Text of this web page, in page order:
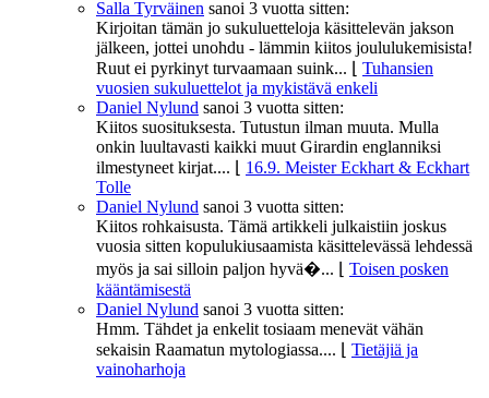
Salla Tyrväinen sanoi 3 vuotta sitten:
Kirjoitan tämän jo sukuluetteloja käsittelevän jakson
jälkeen, jottei unohdu - lämmin kiitos joululukemisista!
Ruut ei pyrkinyt turvaamaan suink...
Tuhansien
vuosien sukuluettelot ja mykistävä enkeli
Daniel Nylund sanoi 3 vuotta sitten:
Kiitos suosituksesta. Tutustun ilman muuta. Mulla
onkin luultavasti kaikki muut Girardin englanniksi
ilmestyneet kirjat....
16.9. Meister Eckhart & Eckhart
Tolle
Daniel Nylund sanoi 3 vuotta sitten:
Kiitos rohkaisusta. Tämä artikkeli julkaistiin joskus
vuosia sitten kopulukiusaamista käsittelevässä lehdessä
myös ja sai silloin paljon hyvä�...
Toisen posken
kääntämisestä
Daniel Nylund sanoi 3 vuotta sitten:
Hmm. Tähdet ja enkelit tosiaam menevät vähän
sekaisin Raamatun mytologiassa....
Tietäjiä ja
vainoharhoja